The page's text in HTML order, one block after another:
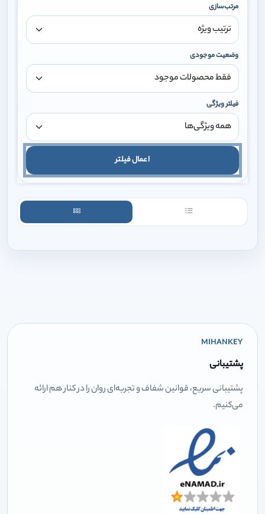
مرتب‌سازی
وضعیت موجودی
فیلتر ویژگی
اعمال فیلتر
MIHANKEY
پشتیبانی
پشتیبانی سریع، قوانین شفاف و تجربه‌ای روان را در کنار هم ارائه
می‌کنیم.